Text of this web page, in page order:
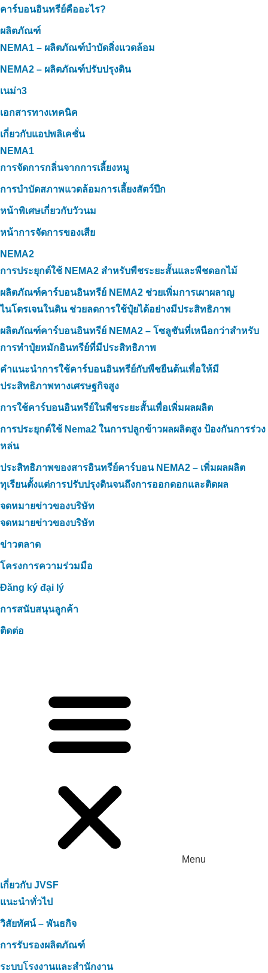
คาร์บอนอินทรีย์คืออะไร?
ผลิตภัณฑ์
NEMA1 – ผลิตภัณฑ์บำบัดสิ่งแวดล้อม
NEMA2 – ผลิตภัณฑ์ปรับปรุงดิน
เนม่า3
เอกสารทางเทคนิค
เกี่ยวกับแอปพลิเคชั่น
NEMA1
การจัดการกลิ่นจากการเลี้ยงหมู
การบำบัดสภาพแวดล้อมการเลี้ยงสัตว์ปีก
หน้าพิเศษเกี่ยวกับวัวนม
หน้าการจัดการของเสีย
NEMA2
การประยุกต์ใช้ NEMA2 สำหรับพืชระยะสั้นและพืชดอกไม้
ผลิตภัณฑ์คาร์บอนอินทรีย์ NEMA2 ช่วยเพิ่มการเผาผลาญ
ไนโตรเจนในดิน ช่วยลดการใช้ปุ๋ยได้อย่างมีประสิทธิภาพ
ผลิตภัณฑ์คาร์บอนอินทรีย์ NEMA2 – โซลูชันที่เหนือกว่าสำหรับ
การทำปุ๋ยหมักอินทรีย์ที่มีประสิทธิภาพ
คำแนะนำการใช้คาร์บอนอินทรีย์กับพืชยืนต้นเพื่อให้มี
ประสิทธิภาพทางเศรษฐกิจสูง
การใช้คาร์บอนอินทรีย์ในพืชระยะสั้นเพื่อเพิ่มผลผลิต
การประยุกต์ใช้ Nema2 ในการปลูกข้าวผลผลิตสูง ป้องกันการร่วง
หล่น
ประสิทธิภาพของสารอินทรีย์คาร์บอน NEMA2 – เพิ่มผลผลิต
ทุเรียนตั้งแต่การปรับปรุงดินจนถึงการออกดอกและติดผล
จดหมายข่าวของบริษัท
จดหมายข่าวของบริษัท
ข่าวตลาด
โครงการความร่วมมือ
Đăng ký đại lý
การสนับสนุนลูกค้า
ติดต่อ
Menu
เกี่ยวกับ JVSF
แนะนำทั่วไป
วิสัยทัศน์ – พันธกิจ
การรับรองผลิตภัณฑ์
ระบบโรงงานและสำนักงาน